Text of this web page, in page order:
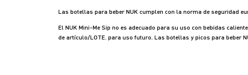
Las botellas para beber NUK cumplen con la norma de seguridad
El NUK Mini-Me Sip no es adecuado para su uso con bebidas
de artículo/LOTE. para uso futuro. Las botellas y picos para beber